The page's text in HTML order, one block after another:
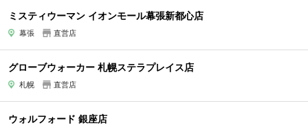
ミスティウーマン イオンモール幕張新都心店
幕張 直営店
グローブウォーカー 札幌ステラプレイス店
札幌 直営店
ウォルフォード 銀座店